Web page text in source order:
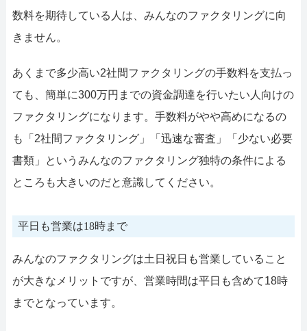
数料を期待している人は、みんなのファクタリングに向
きません。
あくまで多少高い2社間ファクタリングの手数料を支払っ
ても、簡単に300万円までの資金調達を行いたい人向けの
ファクタリングになります。手数料がやや高めになるの
も「2社間ファクタリング」「迅速な審査」「少ない必要
書類」というみんなのファクタリング独特の条件による
ところも大きいのだと意識してください。
平日も営業は18時まで
みんなのファクタリングは土日祝日も営業していること
が大きなメリットですが、営業時間は平日も含めて18時
までとなっています。